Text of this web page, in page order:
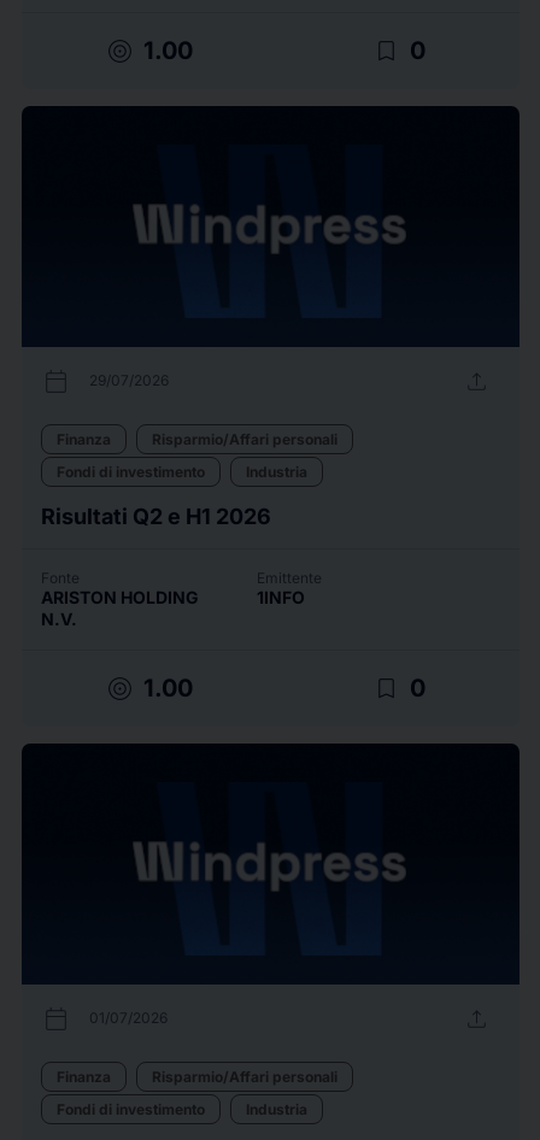
target 1.00 bookmark_border 0
calendar_today 29/07/2026 upload
Finanza
Risparmio/Affari personali
Fondi di investimento
Industria
Risultati Q2 e H1 2026
Fonte
ARISTON HOLDING
N.V.
Emittente
1INFO
target 1.00 bookmark_border 0
calendar_today 01/07/2026 upload
Finanza
Risparmio/Affari personali
Fondi di investimento
Industria